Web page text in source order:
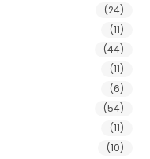
(24)
(11)
(44)
(11)
(6)
(54)
(11)
(10)